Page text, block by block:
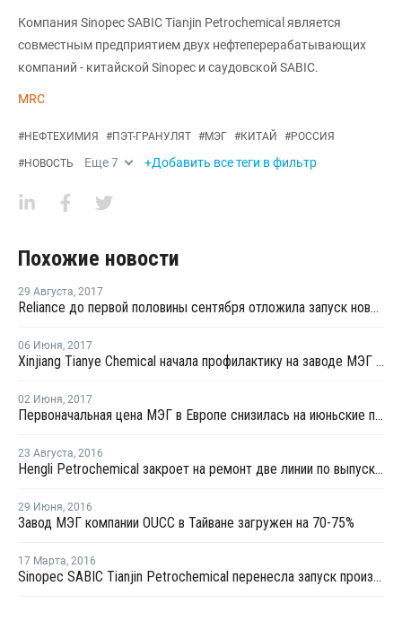
Компания Sinopec SABIC Tianjin Petrochemical является
совместным предприятием двух нефтеперерабатывающих
компаний - китайской Sinopec и саудовской SABIC.
MRC
#НЕФТЕХИМИЯ #ПЭТ-ГРАНУЛЯТ #МЭГ #КИТАЙ #РОССИЯ
#НОВОСТЬ Еще7 +Добавить все теги в фильтр
Похожие новости
29 Августа, 2017
Reliance до первой половины сентября отложила запуск нового завода МЭГ в Джамнагаре
06 Июня, 2017
Xinjiang Tianye Chemical начала профилактику на заводе МЭГ в Китае
02 Июня, 2017
Первоначальная цена МЭГ в Европе снизилась на июньские поставки на EUR10 за тонну
23 Августа, 2016
Hengli Petrochemical закроет на ремонт две линии по выпуску ТФК в сентябре-октябре
29 Июня, 2016
Завод МЭГ компании OUCC в Тайване загружен на 70-75%
17 Марта, 2016
Sinopec SABIC Tianjin Petrochemical перенесла запуск производства МЭГ на 20 марта